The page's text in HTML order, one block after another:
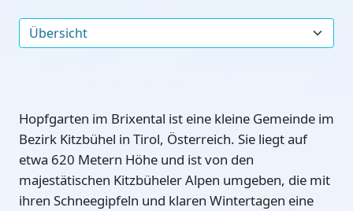
Hopfgarten im Brixental ist eine kleine Gemeinde im
Bezirk Kitzbühel in Tirol, Österreich. Sie liegt auf
etwa 620 Metern Höhe und ist von den
majestätischen Kitzbüheler Alpen umgeben, die mit
ihren Schneegipfeln und klaren Wintertagen eine